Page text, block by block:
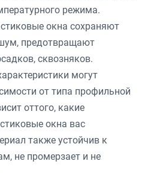
режима.
окна сохраняют
предотвращают
сквозняков.
могут
от типа профильной
оттого, какие
окна вас
также устойчив к
не промерзает и не